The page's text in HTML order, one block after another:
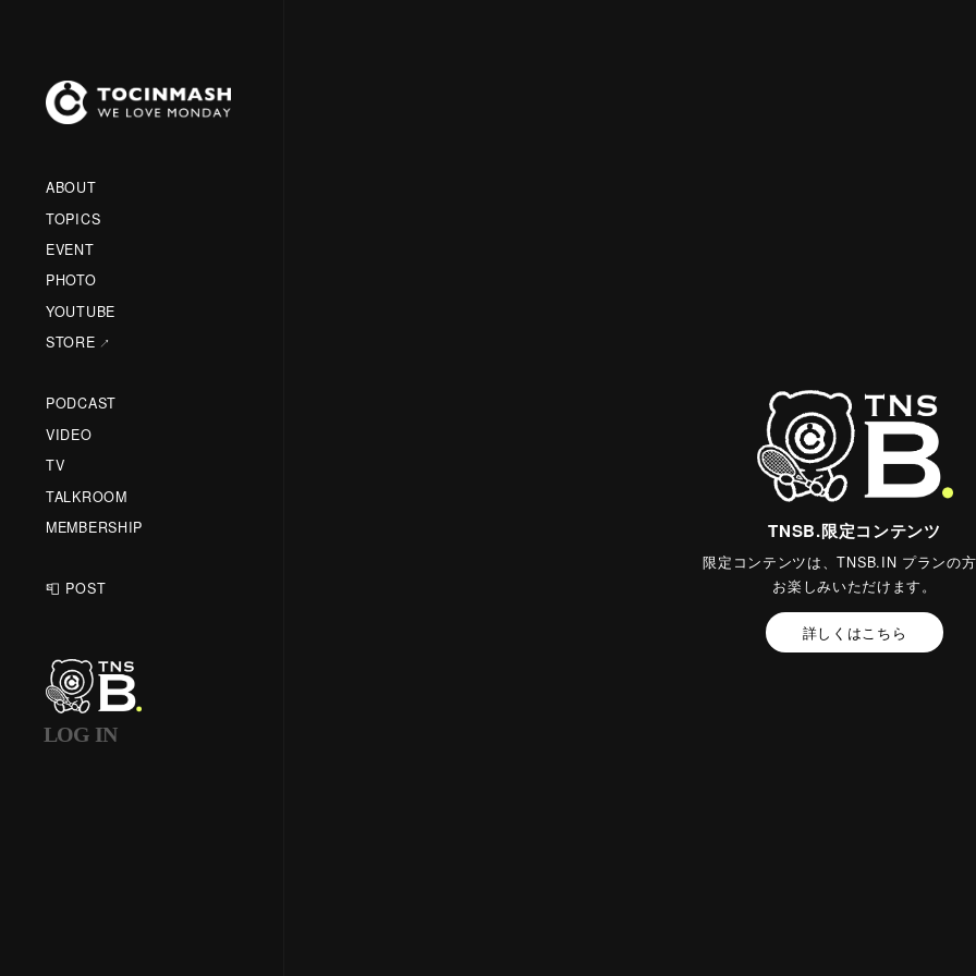
ABOUT
TOPICS
EVENT
PHOTO
YOUTUBE
STORE
PODCAST
VIDEO
TV
TALKROOM
MEMBERSHIP
📮 POST
LOG IN
TNSB.限定コンテンツ
限定コンテンツは、TNSB.IN プランの
お楽しみいただけます。
詳しくはこちら